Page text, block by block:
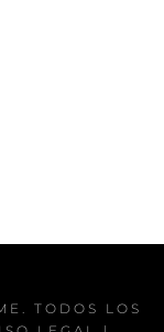
. TODOS LOS